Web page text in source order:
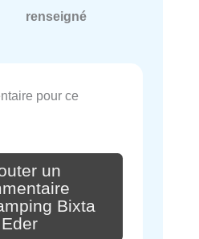
renseigné
pour ce
un
Bixta
Eder